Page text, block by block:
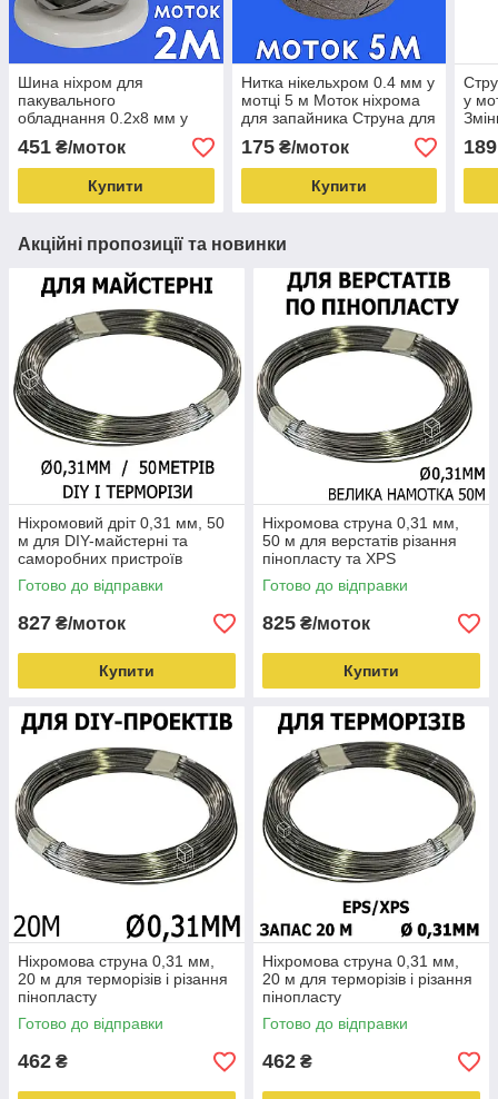
Шина ніхром для
пакувального
обладнання 0.2х8 мм у
мотці 2 метри ніхром для
імпульсного
запаювання Х20Н80
451 ₴/моток
Купити
Нитка нікельхром 0.4 мм у
мотці 5 м Моток ніхрома
для запайника Струна для
різання
пінопласту Х20Н80
175₴/моток
Купити
у
189
Акційні пропозиції та новинки
Ніхромовий дріт 0,31 мм, 50
м для DIY-майстерні та
саморобних пристроїв
Готово до відправки
827 ₴/моток
Купити
Ніхромова струна 0,31 мм,
50 м для верстатів різання
пінопласту та XPS
Готово до відправки
825 ₴/моток
Купити
Ніхромова струна 0,31 мм,
20 м для терморізів і різання
пінопласту
Готово до відправки
462 ₴
Ніхромова струна 0,31 мм,
20 м для терморізів і різання
пінопласту
Готово до відправки
462 ₴